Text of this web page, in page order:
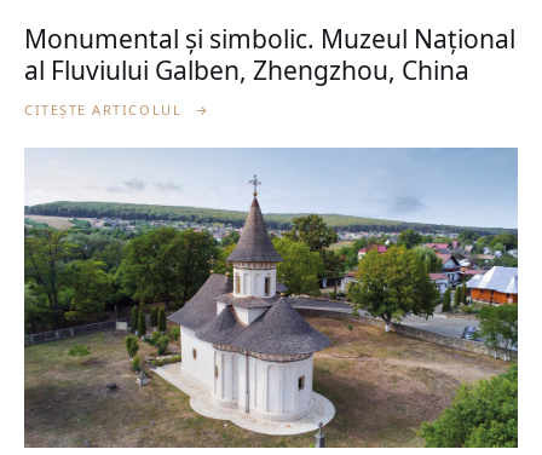
Monumental și simbolic. Muzeul Național
al Fluviului Galben, Zhengzhou, China
CITEȘTE ARTICOLUL →